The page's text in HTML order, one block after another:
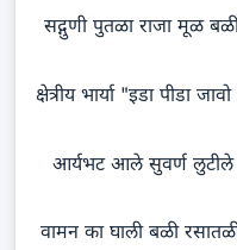
सद्गुणी पुतळा राजा मूळ
क्षेत्रीय भार्या "इडा पीडा
आर्यभट आले सुवर्ण लुटीले
वामन का घाली बळी रसातळी